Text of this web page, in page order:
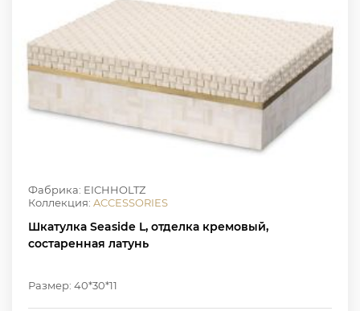
Фабрика: EICHHOLTZ
Коллекция: ACCESSORIES
Шкатулка Seaside L, отделка кремовый,
состаренная латунь
Размер: 40*30*11